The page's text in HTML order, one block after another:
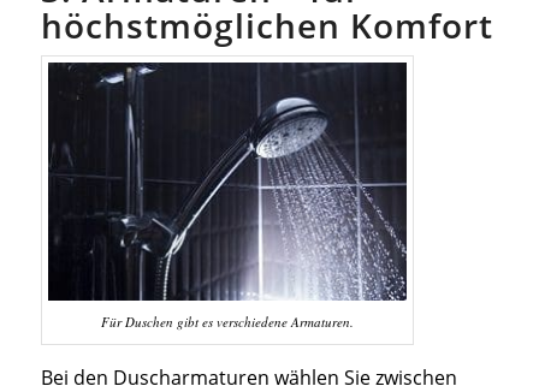
höchstmöglichen Komfort
Für Duschen gibt es verschiedene Armaturen.
Bei den Duscharmaturen wählen Sie zwischen